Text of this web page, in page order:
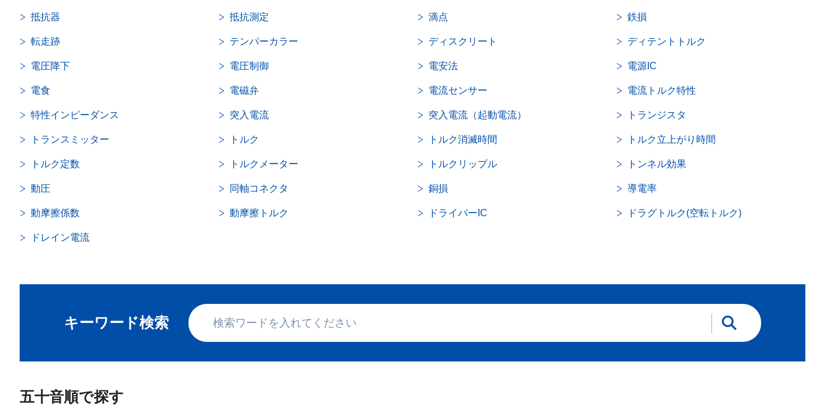
抵抗器 抵抗測定 滴点 鉄損
転走跡 テンパーカラー ディスクリート ディテントトルク
電圧降下 電圧制御 電安法 電源IC
電食 電磁弁 電流センサー 電流トルク特性
特性インピーダンス 突入電流 突入電流（起動電流） トランジスタ
トランスミッター トルク トルク消滅時間 トルク立上がり時間
トルク定数 トルクメーター トルクリップル トンネル効果
動圧 同軸コネクタ 銅損 導電率
動摩擦係数 動摩擦トルク ドライバーIC ドラグトルク(空転トルク)
ドレイン電流
キーワード検索
五十音順で探す